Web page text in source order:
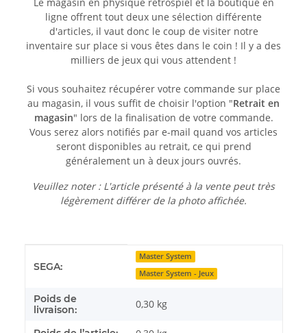
ligne offrent tout deux une sélection différente
d'articles, il vaut donc le coup de visiter notre
inventaire sur place si vous êtes dans le coin ! Il y a des
milliers de jeux qui vous attendent !
Si vous souhaitez récupérer votre commande sur place
au magasin, il vous suffit de choisir l'option "Retrait en
magasin" lors de la finalisation de votre commande.
Vous serez alors notifiés par e-mail quand vos articles
seront disponibles au retrait, ce qui prend
généralement un à deux jours ouvrés.
Veuillez noter : L'article présenté à la vente peut très
légèrement différer de la photo affichée.
SEGA:
Master System
Master System - Jeux
Poids de
livraison:
0,30 kg